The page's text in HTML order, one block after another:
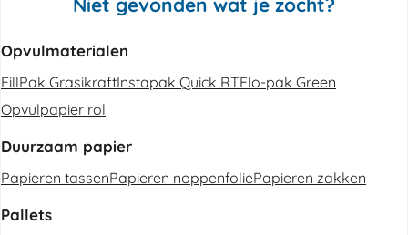
Opvulmaterialen
FillPak GrasikraftInstapak Quick RTFlo-pak Green
Opvulpapier rol
Duurzaam papier
Papieren tassenPapieren noppenfoliePapieren zakken
Pallets